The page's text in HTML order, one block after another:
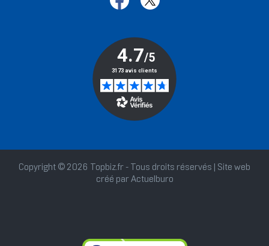
Copyright © 2026 Topbiz.fr - Tous droits réservés | Site web
créé par Actuelburo